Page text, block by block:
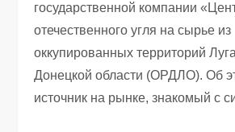
государственной компании
отечественного угля на сырье из
оккупированных территорий
Донецкой области (ОРДЛО). Об
источник на рынке, знакомый с